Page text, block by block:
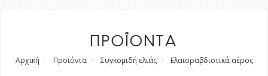
ΠΡΟΪΟΝΤΑ
Αρχική Προϊόντα Συγκομιδή ελιάς Ελαιοραβδιστικά αέρος